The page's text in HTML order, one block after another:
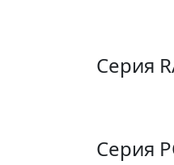
Серия
Серия